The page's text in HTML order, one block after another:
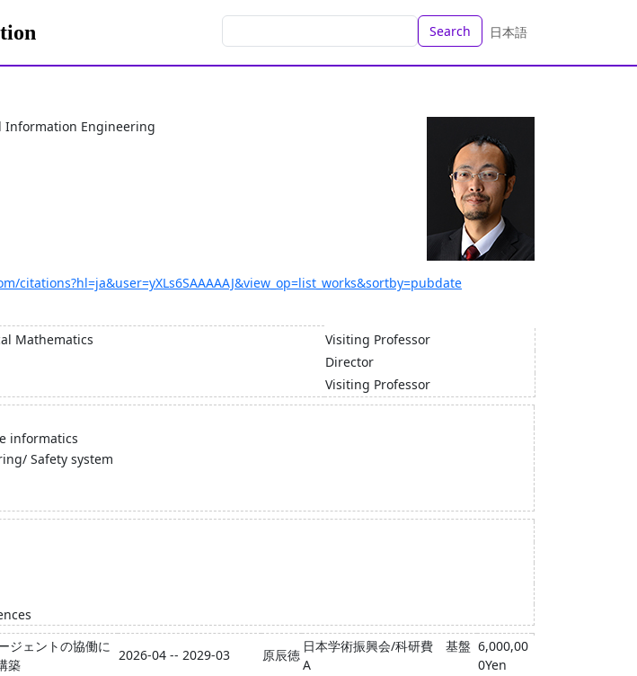
Search 日本語
Information Engineering
citations?hl=ja&user=yXLs6SAAAAAJ&view_op=list_works&sortby=pubdate
Mathematics
Visiting Professor
Director
Visiting Professor
informatics
Safety system
ジェントの協働に
築
2026-04 -- 2029-03 原辰徳
日本学術振興会/科研費 基盤
A
6,000,00
0Yen